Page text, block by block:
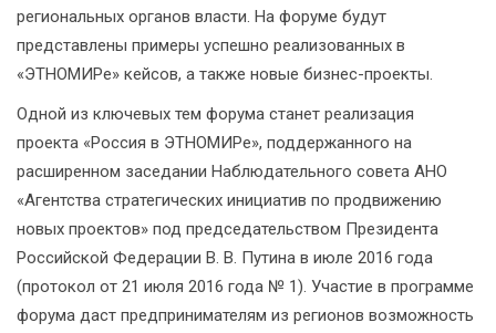
региональных органов власти. На форуме будут
представлены примеры успешно реализованных в
«ЭТНОМИРе» кейсов, а также новые бизнес-проекты.
Одной из ключевых тем форума станет реализация
проекта «Россия в ЭТНОМИРе», поддержанного на
расширенном заседании Наблюдательного совета АНО
«Агентства стратегических инициатив по продвижению
новых проектов» под председательством Президента
Российской Федерации В. В. Путина в июле 2016 года
(протокол от 21 июля 2016 года № 1). Участие в программе
форума даст предпринимателям из регионов возможность